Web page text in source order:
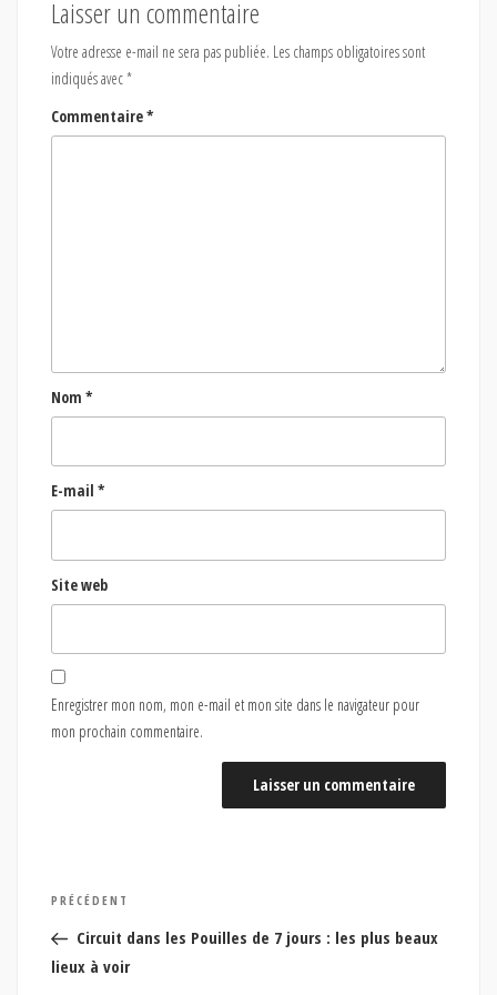
Laisser un commentaire
Votre adresse e-mail ne sera pas publiée. Les champs obligatoires sont
indiqués avec*
Commentaire*
Nom *
E-mail *
Site web
Enregistrer mon nom, mon e-mail et mon site dans le navigateur pour
mon prochain commentaire.
Navigation
de
l’article
Article
précédent
PRÉCÉDENT
Circuit dans les Pouilles de 7 jours : les plus beaux
lieux à voir